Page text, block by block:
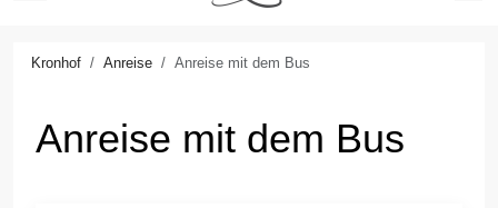
Kronhof Anreise Anreise mit dem Bus
Anreise mit dem Bus